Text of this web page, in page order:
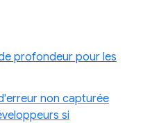
profondeur pour les
non capturée
si